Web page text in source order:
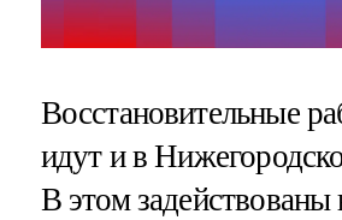
Восстановительные
идут и в
В этом задействованы